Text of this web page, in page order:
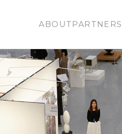
ABOUT PARTNERS